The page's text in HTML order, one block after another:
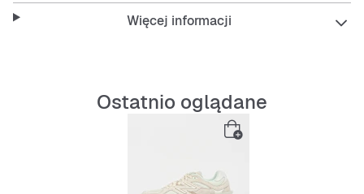
Wygodne wnętrze z wyściółką
Antypoślizgowa dla bezpiecznego trzymania
Więcej informacji
Ostatnio oglądane